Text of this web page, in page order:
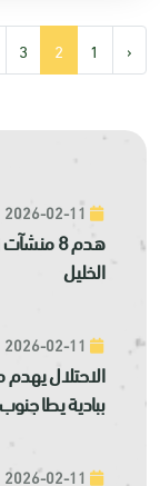
‹
1
2
3
هدم 8
الخليل
الاحتلال
ببادية يطا